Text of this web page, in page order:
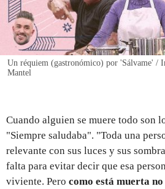
Un réquiem (gastronómico) por 'Sálvame' /
Mantel
Cuando alguien se muere todo son
"Siempre saludaba". "Toda una
relevante con sus luces y sus
falta para evitar decir que esa
viviente. Pero como está muerta